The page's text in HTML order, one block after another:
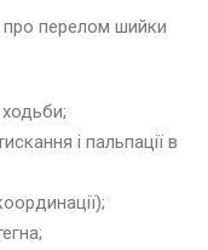
перелом шийки
ходьби;
і пальпації в